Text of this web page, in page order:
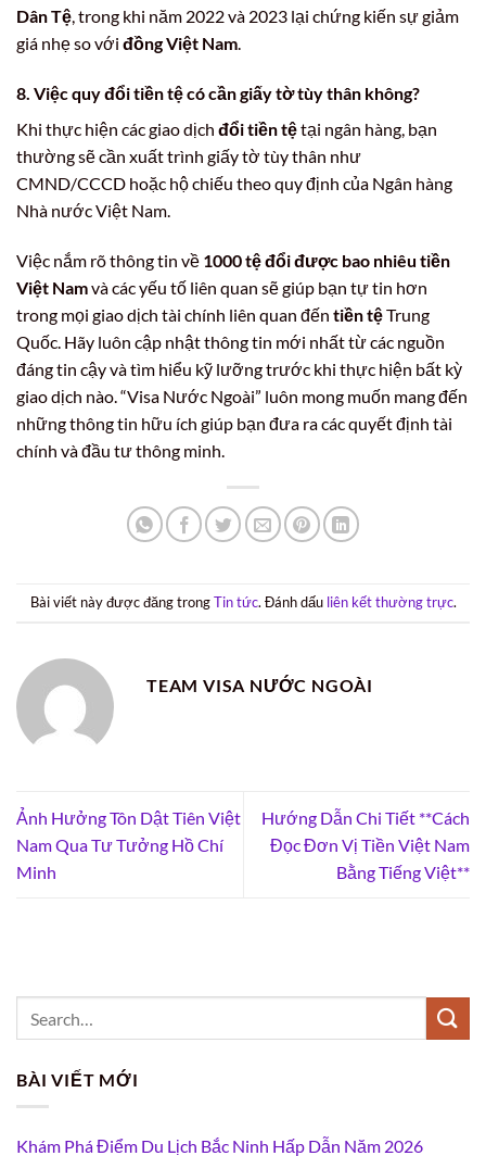
Dân Tệ, trong khi năm 2022 và 2023 lại chứng kiến sự giảm
giá nhẹ so với đồng Việt Nam.
8. Việcquy đổi tiền tệcó cần giấy tờ tùy thân không?
Khi thực hiện các giao dịch đổi tiền tệtại ngân hàng, bạn
thường sẽ cần xuất trình giấy tờ tùy thân như
CMND/CCCD hoặc hộ chiếu theo quy định của Ngân hàng
Nhà nước Việt Nam.
Việc nắm rõ thông tin về 1000 tệ đổi được bao nhiêu tiền
Việt Namvà các yếu tố liên quan sẽ giúp bạn tự tin hơn
trong mọi giao dịch tài chính liên quan đến tiền tệTrung
Quốc. Hãy luôn cập nhật thông tin mới nhất từ các nguồn
đáng tin cậy và tìm hiểu kỹ lưỡng trước khi thực hiện bất kỳ
giao dịch nào. “Visa Nước Ngoài” luôn mong muốn mang đến
những thông tin hữu ích giúp bạn đưa ra các quyết định tài
chính và đầu tư thông minh.
Bài viết này được đăng trongTin tức. Đánh dấu liên kết thường trực.
TEAM VISA NƯỚC NGOÀI
Ảnh Hưởng Tôn Dật Tiên Việt
Nam Qua Tư Tưởng Hồ Chí
Minh
Hướng Dẫn Chi Tiết **Cách
Đọc Đơn Vị Tiền Việt Nam
Bằng Tiếng Việt**
BÀI VIẾT MỚI
Khám Phá Điểm Du Lịch Bắc Ninh Hấp Dẫn Năm 2026